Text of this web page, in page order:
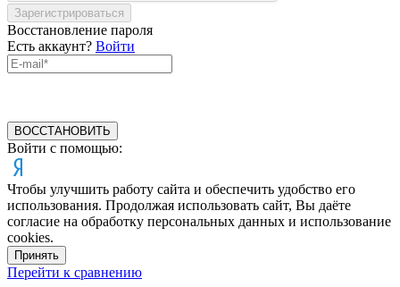
Зарегистрироваться
Восстановление пароля
Есть аккаунт? Войти
ВОССТАНОВИТЬ
Войти с помощью:
Чтобы улучшить работу сайта и обеспечить удобство его
использования. Продолжая использовать сайт, Вы даёте
согласие на обработку персональных данных и использование
cookies.
Принять
Перейти к сравнению